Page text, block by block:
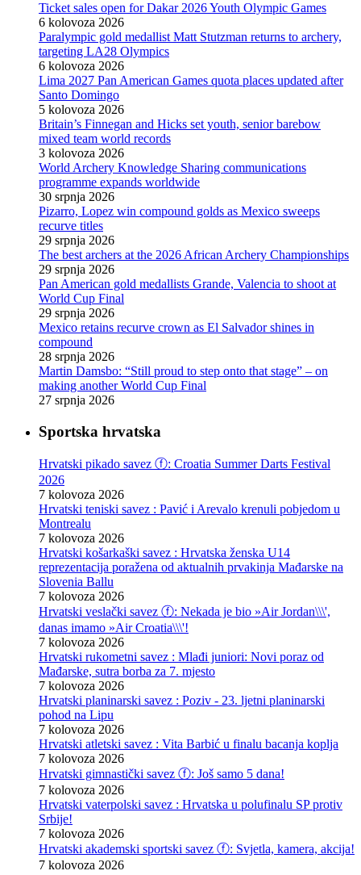
Ticket sales open for Dakar 2026 Youth Olympic Games
6 kolovoza 2026
Paralympic gold medallist Matt Stutzman returns to archery,
targeting LA28 Olympics
6 kolovoza 2026
Lima 2027 Pan American Games quota places updated after
Santo Domingo
5 kolovoza 2026
Britain’s Finnegan and Hicks set youth, senior barebow
mixed team world records
3 kolovoza 2026
World Archery Knowledge Sharing communications
programme expands worldwide
30 srpnja 2026
Pizarro, Lopez win compound golds as Mexico sweeps
recurve titles
29 srpnja 2026
The best archers at the 2026 African Archery Championships
29 srpnja 2026
Pan American gold medallists Grande, Valencia to shoot at
World Cup Final
29 srpnja 2026
Mexico retains recurve crown as El Salvador shines in
compound
28 srpnja 2026
Martin Damsbo: “Still proud to step onto that stage” – on
making another World Cup Final
27 srpnja 2026
Sportska hrvatska
Hrvatski pikado savez ⓕ: Croatia Summer Darts Festival
2026
7 kolovoza 2026
Hrvatski teniski savez : Pavić i Arevalo krenuli pobjedom u
Montrealu
7 kolovoza 2026
Hrvatski košarkaški savez : Hrvatska ženska U14
reprezentacija poražena od aktualnih prvakinja Mađarske na
Slovenia Ballu
7 kolovoza 2026
Hrvatski veslački savez ⓕ: Nekada je bio »Air Jordan\\\',
danas imamo »Air Croatia\\\'!
7 kolovoza 2026
Hrvatski rukometni savez : Mlađi juniori: Novi poraz od
Mađarske, sutra borba za 7. mjesto
7 kolovoza 2026
Hrvatski planinarski savez : Poziv - 23. ljetni planinarski
pohod na Lipu
7 kolovoza 2026
Hrvatski atletski savez : Vita Barbić u finalu bacanja koplja
7 kolovoza 2026
Hrvatski gimnastički savez ⓕ: Još samo 5 dana!
7 kolovoza 2026
Hrvatski vaterpolski savez : Hrvatska u polufinalu SP protiv
Srbije!
7 kolovoza 2026
Hrvatski akademski sportski savez ⓕ: Svjetla, kamera, akcija!
7 kolovoza 2026